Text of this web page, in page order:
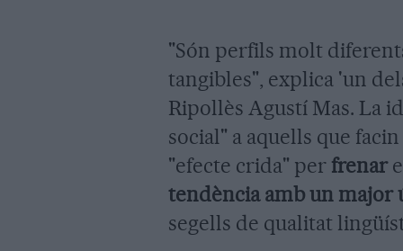
"Són perfils molt
tangibles", explica 'un
Ripollès Agustí Mas. La
social" a aquells que
"efecte crida" per frenar
tendència amb un major
segells de qualitat